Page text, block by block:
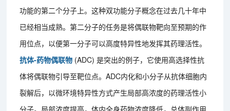
功能的第二个分子上。这种双功能分子概念在过去几十年中
已经相当成熟。第二分子的任务是将偶联物靶向至预期的作
用位点，以便第一分子可以高度特异性地发挥其药理活性。
抗体-药物偶联物 (ADC) 是突出的例子，它使用高选择性抗
体将偶联物引导至靶位点。ADC内化和小分子从抗体细胞内
裂解后，以微环境特异性方式产生局部高浓度的药理活性小